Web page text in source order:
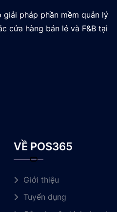
giải pháp phần mềm quản lý
cửa hàng bán lẻ và F&B tại
VỀ POS365
Giới thiệu
Tuyển dụng